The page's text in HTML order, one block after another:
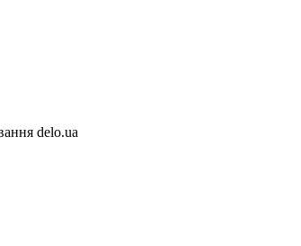
delo.ua